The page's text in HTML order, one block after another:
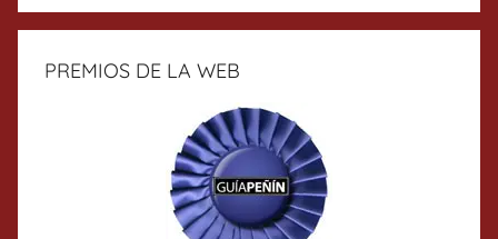
PREMIOS DE LA WEB